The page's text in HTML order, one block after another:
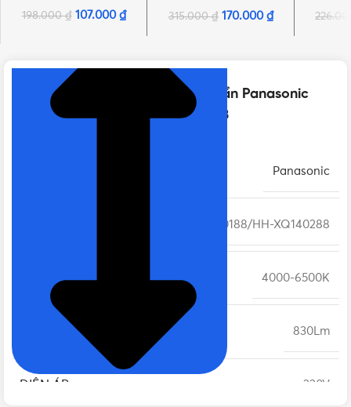
chiếu 60°, tròn
198.000₫ 107.000 ₫
khoét Ø125mm | DN 2G
Series
315.000₫ 170.000 ₫
Thông số kỹ thuật của Đèn ốp trần Panasonic
12W HH-XQ140188, HH-XQ140288
Panasonic
HH-XQ140188/HH-XQ140288
NHIỆT ĐỘ MÀU 4000-6500K
QUANG THÔNG 830Lm
ĐIỆN ÁP 220V
NHẤN ĐỂ XEM TIẾP (THU GỌN)